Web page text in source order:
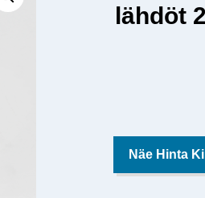
lähdöt
Näe Hinta